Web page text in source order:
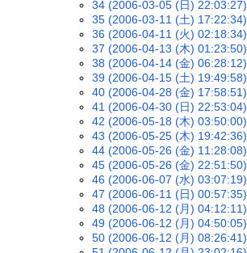
34 (2006-03-05 (日) 22:03:27)
35 (2006-03-11 (土) 17:22:34)
36 (2006-04-11 (火) 02:18:34)
37 (2006-04-13 (木) 01:23:50)
38 (2006-04-14 (金) 06:28:12)
39 (2006-04-15 (土) 19:49:58)
40 (2006-04-28 (金) 17:58:51)
41 (2006-04-30 (日) 22:53:04)
42 (2006-05-18 (木) 03:50:00)
43 (2006-05-25 (木) 19:42:36)
44 (2006-05-26 (金) 11:28:08)
45 (2006-05-26 (金) 22:51:50)
46 (2006-06-07 (水) 03:07:19)
47 (2006-06-11 (日) 00:57:35)
48 (2006-06-12 (月) 04:12:11)
49 (2006-06-12 (月) 04:50:05)
50 (2006-06-12 (月) 08:26:41)